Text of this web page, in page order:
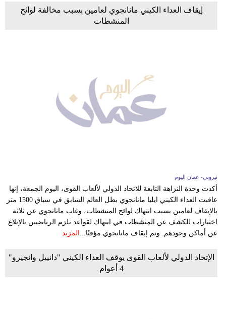
إيقاف العداء الكيني مانانجوي لعامين بسبب مخالفة لوائح
المنشطات
نيروبي- عمان اليوم
أكدت وحدة النزاهة التابعة للاتحاد الدولي لألعاب القوى، اليوم الجمعة، إنها
عاقبت العداء الكيني ايليا مانانجوي بطل العالم السابق في سباق 1500 متر
بالإيقاف لعامين بسبب انتهاك لوائح المنشطات، وغاب مانانجوي عن ثلاثة
اختبارات للكشف عن المنشطات في انتهاك لقواعد تلزم الرياضيين بالإبلاغ
عن أماكن وجودهم. وتم إيقاف مانانجوي مؤقتًا... المزيد
الإتحاد الدولي لألعاب القوى يوقف العداء الكيني "دانييل وانجيرو"
4 أعوام